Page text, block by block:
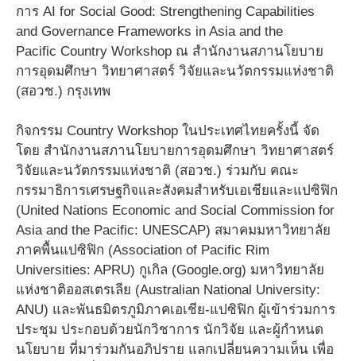
การ AI for Social Good: Strengthening Capabilities
and Governance Frameworks in Asia and the
Pacific Country Workshop ณ สำนักงานสภานโยบาย
การอุดมศึกษา วิทยาศาสตร์ วิจัยและนวัตกรรมแห่งชาติ
(สอวช.) กรุงเทพ
กิจกรรม Country Workshop ในประเทศไทยครั้งนี้ จัด
โดย สำนักงานสภานโยบายการอุดมศึกษา วิทยาศาสตร์
วิจัยและนวัตกรรมแห่งชาติ (สอวช.) ร่วมกับ คณะ
กรรมาธิการเศรษฐกิจและสังคมสำหรับเอเชียและแปซิฟิก
(United Nations Economic and Social Commission for
Asia and the Pacific: UNESCAP) สมาคมมหาวิทยาลัย
ภาคพื้นแปซิฟิก (Association of Pacific Rim
Universities: APRU) กูเกิล (Google.org) มหาวิทยาลัย
แห่งชาติออสเตรเลีย (Australian National University:
ANU) และพันธมิตรภูมิภาคเอเชีย-แปซิฟิก ผู้เข้าร่วมการ
ประชุม ประกอบด้วยนักวิชาการ นักวิจัย และผู้กำหนด
นโยบาย ที่มาร่วมกันอภิปราย แลกเปลี่ยนความเห็น เพื่อ